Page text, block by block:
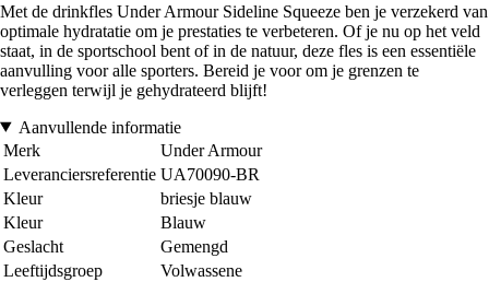
Met de drinkfles Under Armour Sideline Squeeze ben je verzekerd van
optimale hydratatie om je prestaties te verbeteren. Of je nu op het veld
staat, in de sportschool bent of in de natuur, deze fles is een essentiële
aanvulling voor alle sporters. Bereid je voor om je grenzen te
verleggen terwijl je gehydrateerd blijft!
Aanvullende informatie
Merk
Under Armour
Leveranciersreferentie UA70090-BR
Kleur
briesje blauw
Kleur
Blauw
Geslacht
Gemengd
Leeftijdsgroep
Volwassene